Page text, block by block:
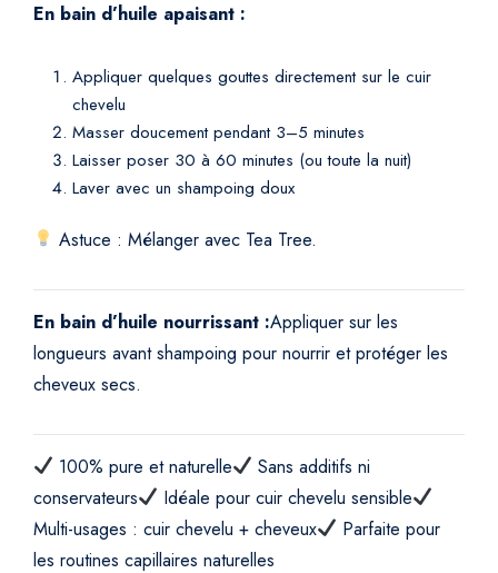
En bain d’huile apaisant :
Appliquer quelques gouttes directement sur le cuir
chevelu
Masser doucement pendant 3–5 minutes
Laisser poser 30 à 60 minutes (ou toute la nuit)
Laver avec un shampoing doux
Astuce : Mélanger avec Tea Tree.
En bain d’huile nourrissant :Appliquer sur les
longueurs avant shampoing pour nourrir et protéger les
cheveux secs.
100% pure et naturelle
Sans additifs ni
conservateurs
Idéale pour cuir chevelu sensible
Multi-usages : cuir chevelu + cheveux
Parfaite pour
les routines capillaires naturelles